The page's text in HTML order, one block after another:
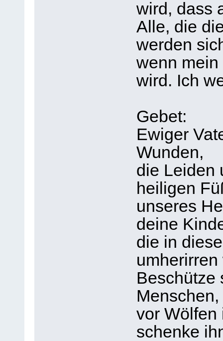
wird, dass
Alle, die
werden
wenn
wird. Ich
Gebet:
Ewiger
Wunden,
die Leiden
heiligen
unseres
deine
die in
Beschütze
Menschen,
vor Wölfen
schenke